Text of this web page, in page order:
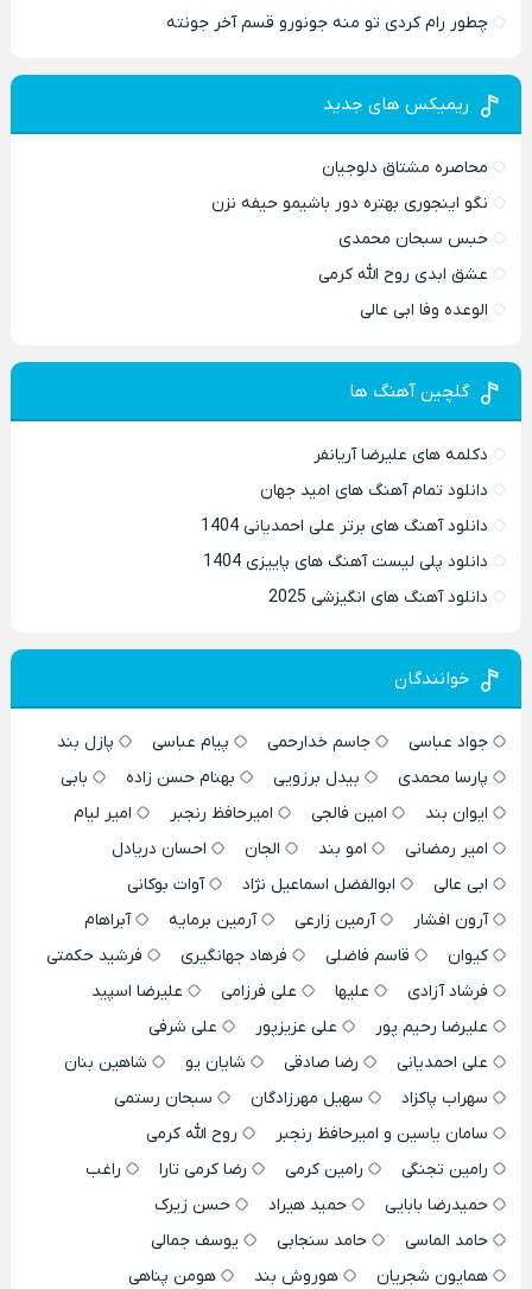
چطور رام کردی تو منه جونورو قسم آخر جونته
ریمیکس های جدید
محاصره مشتاق دلوجیان
نگو اینجوری بهتره دور باشیمو حیفه نزن
حبس سبحان محمدی
عشق ابدی روح الله کرمی
الوعده وفا ابی عالی
گلچین آهنگ ها
دکلمه های علیرضا آریانفر
دانلود تمام آهنگ های امید جهان
دانلود آهنگ های برتر علی احمدیانی 1404
دانلود پلی لیست آهنگ های پاییزی 1404
دانلود آهنگ های انگیزشی 2025
خوانندگان
جواد عباسی جاسم خدارحمی پیام عباسی
پازل بند
پارسا محمدی
بیدل برزویی بهنام حسن زاده
بابی
ایوان بند
امین فالجی امیرحافظ رنجبر
امیر لیام
امیر رمضانی
امو بند الجان
احسان دریادل
ابی عالی
ابوالفضل اسماعیل نژاد
آوات بوکانی
آرون افشار
آرمین زارعی آرمین برمایه
آبراهام
کیوان
قاسم فاضلی فرهاد جهانگیری
فرشید حکمتی
فرشاد آزادی
علیها علی فرزامی
علیرضا اسپید
علیرضا رحیم پور
علی عزیزپور
علی شرفی
علی احمدیانی
رضا صادقی شایان یو
شاهین بنان
سهراب پاکزاد
سهیل مهرزادگان
سبحان رستمی
سامان یاسین و امیرحافظ رنجبر
روح الله کرمی
رامین تجنگی
رامین کرمی رضا کرمی تارا
راغب
حمیدرضا بابایی
حمید هیراد
حسن زیرک
حامد الماسی
حامد سنجابی
یوسف جمالی
همایون شجریان
هوروش بند
هومن پناهی